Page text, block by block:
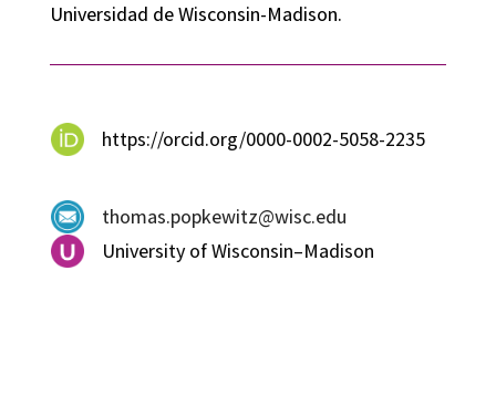
Universidad de Wisconsin-Madison.
https://orcid.org/0000-0002-5058-2235
thomas.popkewitz@wisc.edu
University of Wisconsin–Madison